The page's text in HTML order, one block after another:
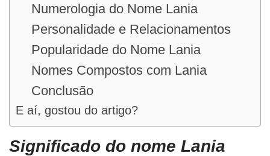
Numerologia do Nome Lania
Personalidade e Relacionamentos
Popularidade do Nome Lania
Nomes Compostos com Lania
Conclusão
E aí, gostou do artigo?
Significado do nome Lania